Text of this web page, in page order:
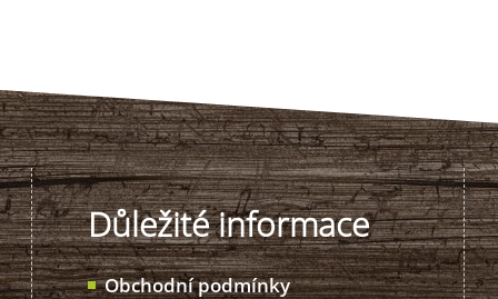
Důležité informace
Obchodní podmínky